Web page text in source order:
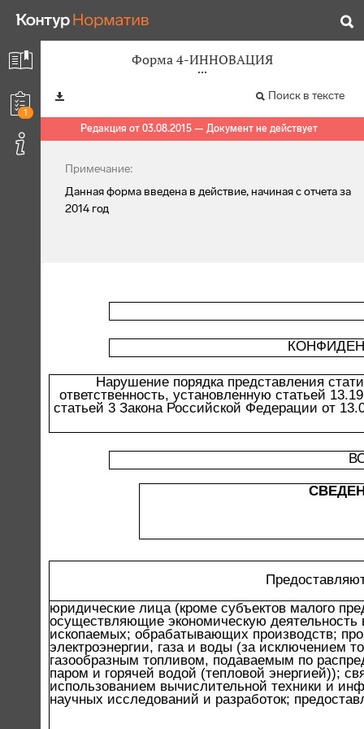
1
Форма 4-ИННОВАЦИЯ
Поиск в тексте
Редакция от 03.08.2015 — Документ не действует
Примечание:
Данная форма введена в действие, начиная с отчета за
2014 год
Нарушение порядка представления
ответственность, установленную статьей
статьей 3 Закона Российской Федерации от
юридические лица (кроме субъектов малого
осуществляющие экономическую
ископаемых; обрабатывающих производств;
электроэнергии, газа и воды (за исключением
газообразным топливом, подаваемым по
паром и горячей водой (тепловой энергией));
использованием вычислительной техники и
научных исследований и разработок;